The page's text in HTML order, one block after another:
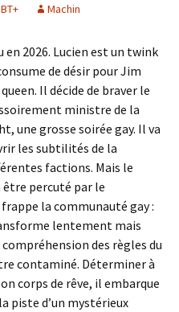
Machin
2026. Lucien est un twink
de désir pour Jim
Il décide de braver le
ministre de la
une grosse soirée gay. Il va
les subtilités de la
factions. Mais le
être percuté par le
la communauté gay :
lentement mais
des règles du
contaminé. Déterminer à
corps de rêve, il embarque
piste d’un mystérieux